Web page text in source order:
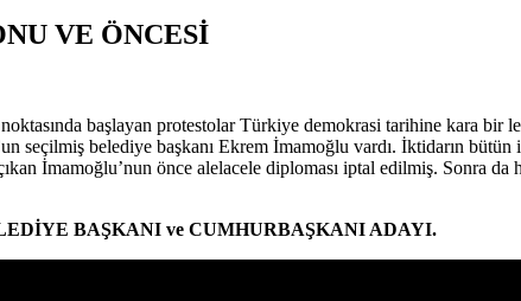
VE ÖNCESİ
başlayan protestolar Türkiye demokrasi tarihine kara bir
seçilmiş belediye başkanı Ekrem İmamoğlu vardı. İktidarın
İmamoğlu’nun önce alelacele diploması iptal edilmiş. Sonra
BAŞKANI ve CUMHURBAŞKANI ADAYI.